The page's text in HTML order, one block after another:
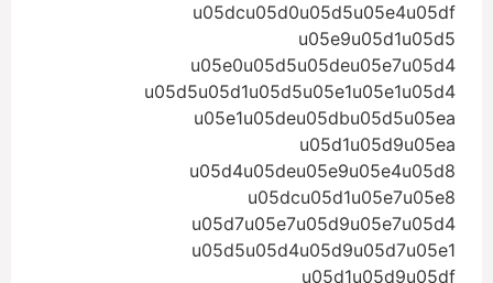
u05dcu05d0u05d5u05e4u05df
u05e9u05d1u05d5
u05e0u05d5u05deu05e7u05d4
u05d5u05d1u05d5u05e1u05e1u05d4
u05e1u05deu05dbu05d5u05ea
u05d1u05d9u05ea
u05d4u05deu05e9u05e4u05d8
u05dcu05d1u05e7u05e8
u05d7u05e7u05d9u05e7u05d4
u05d5u05d4u05d9u05d7u05e1
u05d1u05d9u05df